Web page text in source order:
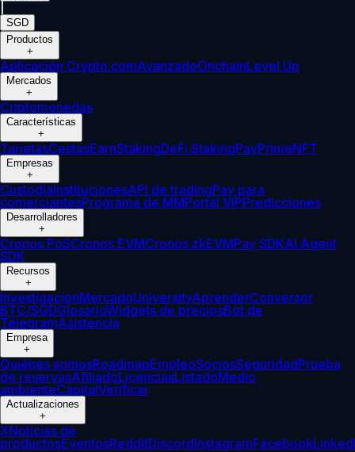
SGD
Productos
+
Aplicación Crypto.comAvanzadoOnchainLevel Up
Mercados
+
Criptomonedas
Características
+
TarjetasCestasEarnStakingDeFi StakingPayPrimeNFT
Empresas
+
CustodiaInstitucionesAPI de tradingPay para
comerciantesPrograma de MMPortal VIPPredicciones
Desarrolladores
+
Cronos PoSCronos EVMCronos zkEVMPay SDKAI Agent
SDK
Recursos
+
InvestigaciónMercadoUniversityAprenderConversor
BTC/SGDGlosarioWidgets de preciosBot de
TelegramAsistencia
Empresa
+
Quiénes somosRoadmapEmpleoSociosSeguridadPrueba
de reservasAfiliadoLicenciasListadoMedio
ambienteCapitalVerificar
Actualizaciones
+
XNoticias de
productosEventosRedditDiscordInstagramFacebook